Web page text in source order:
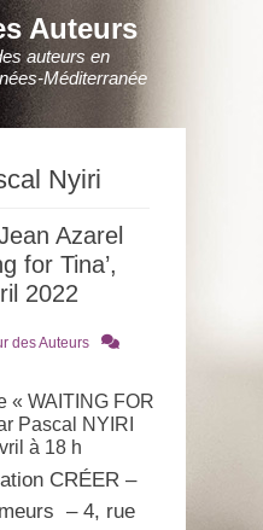
Auteurs
auteurs en
Méditerranée
Nyiri
Azarel
for Tina’,
2022
des Auteurs
« WAITING FOR
Pascal NYIRI
à 18 h
CRÉER –
– 4, rue